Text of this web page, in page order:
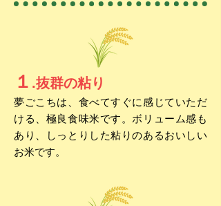
１ .抜群の粘り
夢ごこちは、食べてすぐに感じていただ
ける、極良食味米です。ボリューム感も
あり、しっとりした粘りのあるおいしい
お米です。